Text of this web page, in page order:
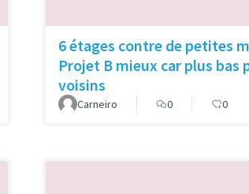
6 étages contre de petites
Projet B mieux car plus bas
voisins
Carneiro 0 0